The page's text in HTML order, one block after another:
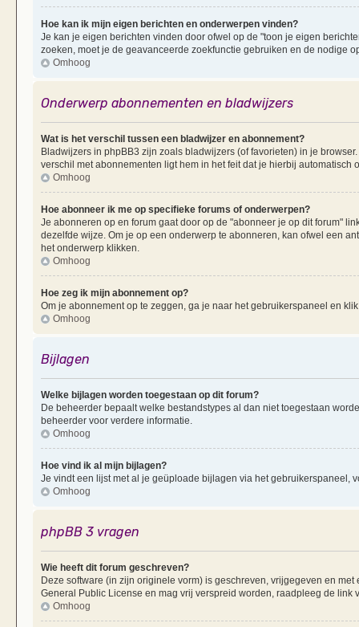
Hoe kan ik mijn eigen berichten en onderwerpen vinden?
Je kan je eigen berichten vinden door ofwel op de "toon je eigen
zoeken, moet je de geavanceerde zoekfunctie gebruiken en de nodige
Omhoog
Onderwerp abonnementen en bladwijzers
Wat is het verschil tussen een bladwijzer en abonnement?
Bladwijzers in phpBB3 zijn zoals bladwijzers (of favorieten) in je
verschil met abonnementen ligt hem in het feit dat je hierbij
Omhoog
Hoe abonneer ik me op specifieke forums of onderwerpen?
Je abonneren op en forum gaat door op de "abonneer je op dit forum"
dezelfde wijze. Om je op een onderwerp te abonneren, kan ofwel een
het onderwerp klikken.
Omhoog
Hoe zeg ik mijn abonnement op?
Om je abonnement op te zeggen, ga je naar het gebruikerspaneel en
Omhoog
Bijlagen
Welke bijlagen worden toegestaan op dit forum?
De beheerder bepaalt welke bestandstypes al dan niet toegestaan
beheerder voor verdere informatie.
Omhoog
Hoe vind ik al mijn bijlagen?
Je vindt een lijst met al je geüploade bijlagen via het gebruikerspaneel,
Omhoog
phpBB 3 vragen
Wie heeft dit forum geschreven?
Deze software (in zijn originele vorm) is geschreven, vrijgegeven en
General Public License en mag vrij verspreid worden, raadpleeg de link
Omhoog